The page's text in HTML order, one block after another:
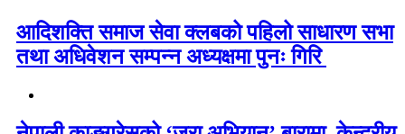
आदिशक्ति समाज सेवा क्लबको पहिलो साधारण सभा
तथा अधिवेशन सम्पन्न अध्यक्षमा पुनः गिरि